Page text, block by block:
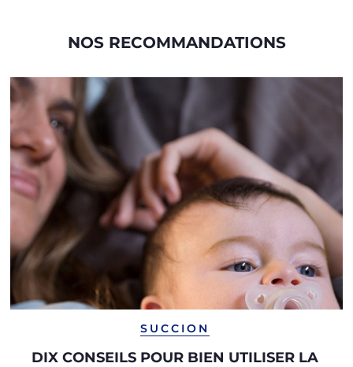
NOS RECOMMANDATIONS
SUCCION
DIX CONSEILS POUR BIEN UTILISER LA